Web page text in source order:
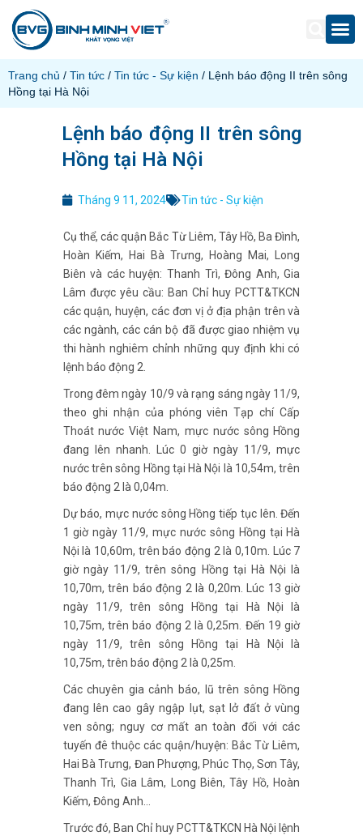
Trang chủ / Tin tức / Tin tức - Sự kiện / Lệnh báo động II trên sông
Hồng tại Hà Nội
Lệnh báo động II trên sông
Hồng tại Hà Nội
Tháng 9 11, 2024 Tin tức - Sự kiện
Cụ thể, các quận Bắc Từ Liêm, Tây Hồ, Ba Đình,
Hoàn Kiếm, Hai Bà Trưng, Hoàng Mai, Long
Biên và các huyện: Thanh Trì, Đông Anh, Gia
Lâm được yêu cầu: Ban Chỉ huy PCTT&TKCN
các quận, huyện, các đơn vị ở địa phận trên và
các ngành, các cán bộ đã được giao nhiệm vụ
thi hành nghiêm chỉnh những quy định khi có
lệnh báo động 2.
Trong đêm ngày 10/9 và rạng sáng ngày 11/9,
theo ghi nhận của phóng viên Tạp chí Cấp
Thoát nước Việt Nam, mực nước sông Hồng
đang lên nhanh. Lúc 0 giờ ngày 11/9, mực
nước trên sông Hồng tại Hà Nội là 10,54m, trên
báo động 2 là 0,04m.
Dự báo, mực nước sông Hồng tiếp tục lên. Đến
1 giờ ngày 11/9, mực nước sông Hồng tại Hà
Nội là 10,60m, trên báo động 2 là 0,10m. Lúc 7
giờ ngày 11/9, trên sông Hồng tại Hà Nội là
10,70m, trên báo động 2 là 0,20m. Lúc 13 giờ
ngày 11/9, trên sông Hồng tại Hà Nội là
10,75m, trên báo động 2 là 0,25m. Đến 19 giờ
ngày 11/9, trên sông Hồng tại Hà Nội là
10,75m, trên báo động 2 là 0,25m.
Các chuyên gia cảnh báo, lũ trên sông Hồng
đang lên cao gây ngập lụt, sạt lở đất ở vùng
ven sông; nguy cơ mất an toàn đối với các
tuyến đê thuộc các quận/huyện: Bắc Từ Liêm,
Hai Bà Trưng, Đan Phượng, Phúc Thọ, Sơn Tây,
Thanh Trì, Gia Lâm, Long Biên, Tây Hồ, Hoàn
Kiếm, Đông Anh…
Trước đó, Ban Chỉ huy PCTT&TKCN Hà Nội lệnh